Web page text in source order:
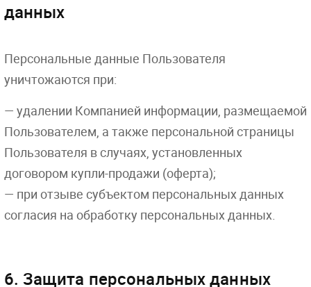
данных
Персональные данные Пользователя
уничтожаются при:
— удалении Компанией информации, размещаемой
Пользователем, а также персональной страницы
Пользователя в случаях, установленных
договором купли-продажи (оферта);
— при отзыве субъектом персональных данных
согласия на обработку персональных данных.
6. Защита персональных данных